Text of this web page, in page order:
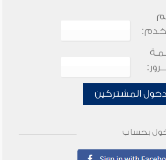
دخول المشتركين
بحساب